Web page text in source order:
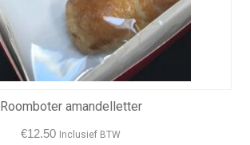
Roomboter amandelletter
€12.50 Inclusief BTW